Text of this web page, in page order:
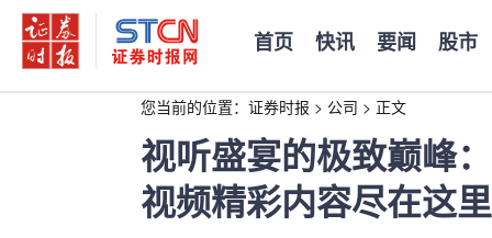
首页 快讯 要闻 股市
您当前的位置： 证券时报 > 公司 > 正文
视听盛宴的极致巅峰
视频精彩内容尽在这